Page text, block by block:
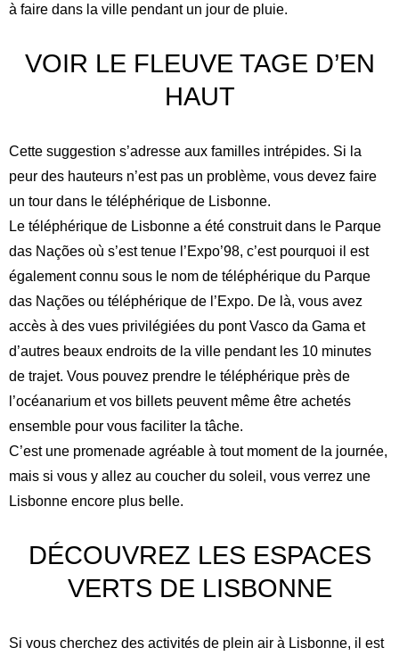
à faire dans la ville pendant un jour de pluie.
VOIR LE FLEUVE TAGE D’EN
HAUT
Cette suggestion s’adresse aux familles intrépides. Si la
peur des hauteurs n’est pas un problème, vous devez faire
un tour dans le téléphérique de Lisbonne.
Le téléphérique de Lisbonne a été construit dans le Parque
das Nações où s’est tenue l’Expo’98, c’est pourquoi il est
également connu sous le nom de téléphérique du Parque
das Nações ou téléphérique de l’Expo. De là, vous avez
accès à des vues privilégiées du pont Vasco da Gama et
d’autres beaux endroits de la ville pendant les 10 minutes
de trajet. Vous pouvez prendre le téléphérique près de
l’océanarium et vos billets peuvent même être achetés
ensemble pour vous faciliter la tâche.
C’est une promenade agréable à tout moment de la journée,
mais si vous y allez au coucher du soleil, vous verrez une
Lisbonne encore plus belle.
DÉCOUVREZ LES ESPACES
VERTS DE LISBONNE
Si vous cherchez des activités de plein air à Lisbonne, il est